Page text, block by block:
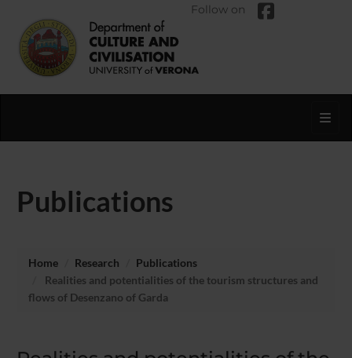
Follow on
Publications
Home Research
Publications
Realities and potentialities of the tourism structures and
flows of Desenzano of Garda